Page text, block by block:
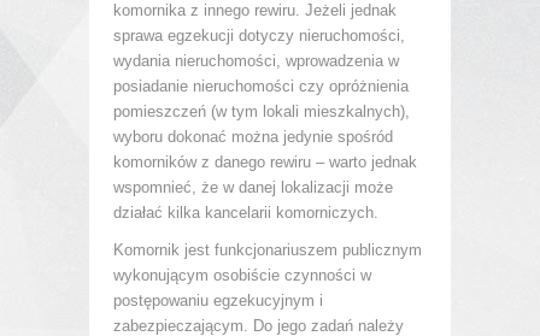
komornika z innego rewiru. Jeżeli jednak
sprawa egzekucji dotyczy nieruchomości,
wydania nieruchomości, wprowadzenia w
posiadanie nieruchomości czy opróżnienia
pomieszczeń (w tym lokali mieszkalnych),
wyboru dokonać można jedynie spośród
komorników z danego rewiru – warto jednak
wspomnieć, że w danej lokalizacji może
działać kilka kancelarii komorniczych.
Komornik jest funkcjonariuszem publicznym
wykonującym osobiście czynności w
postępowaniu egzekucyjnym i
zabezpieczającym. Do jego zadań należy